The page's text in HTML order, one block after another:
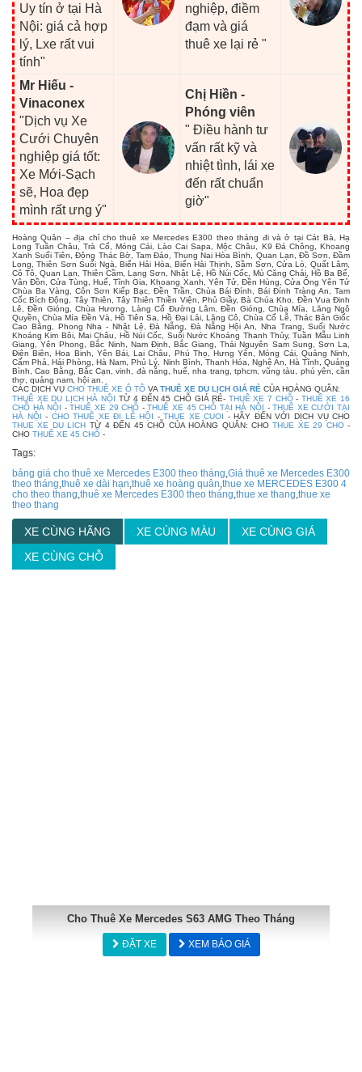
Uy tín ở tại Hà
Nội: giá cả hợp
lý, Lxe rất vui
tính"
nghiệp, điềm
đạm và giá
thuê xe lại rẻ "
Mr Hiếu -
Vinaconex
"Dịch vụ Xe
Cưới Chuyên
nghiệp giá tốt:
Xe Mới-Sạch
sẽ, Hoa đẹp
mình rất ưng ý"
Chị Hiền -
Phóng viên
" Điều hành tư
vấn rất kỹ và
nhiệt tình, lái xe
đến rất chuẩn
giờ"
Hoàng Quân – địa chỉ cho thuê xe Mercedes E300 theo tháng đi và ở tại Cát Bà, Hạ
Long Tuần Châu, Trà Cổ, Móng Cái, Lào Cai Sapa, Mộc Châu, K9 Đá Chông, Khoang
Xanh Suối Tiên, Động Thác Bờ, Tam Đảo, Thung Nai Hòa Bình, Quan Lạn, Đồ Sơn, Đầm
Long, Thiên Sơn Suối Ngà, Biển Hải Hòa, Biển Hải Thịnh, Sầm Sơn, Cửa Lò, Quất Lâm,
Cô Tô, Quan Lạn, Thiên Cầm, Lạng Sơn, Nhật Lệ, Hồ Núi Cốc, Mù Căng Chải, Hồ Ba Bể,
Vân Đồn, Cửa Tùng, Huế, Tĩnh Gia, Khoang Xanh, Yên Tử, Đền Hùng, Cửa Ông Yên Tử
Chùa Ba Vàng, Côn Sơn Kiếp Bạc, Đền Trần, Chùa Bái Đính, Bái Đính Tràng An, Tam
Cốc Bích Động, Tây Thiên, Tây Thiên Thiền Viện, Phủ Giầy, Bà Chúa Kho, Đền Vua Đinh
Lê, Đền Gióng, Chùa Hương, Làng Cổ Đường Lâm, Đền Gióng, Chùa Mía, Lăng Ngô
Quyền, Chùa Mía Đền Và, Hồ Tiên Sa, Hồ Đại Lải, Lăng Cô, Chùa Cổ Lễ, Thác Bản Giốc
Cao Bằng, Phong Nha - Nhật Lệ, Đà Nẵng, Đà Nẵng Hội An, Nha Trang, Suối Nước
Khoáng Kim Bôi, Mai Châu, Hồ Núi Cốc, Suối Nước Khoáng Thanh Thủy, Tuần Mẫu Linh
Giang, Yên Phong, Bắc Ninh, Nam Định, Bắc Giang, Thái Nguyên Sam Sung, Sơn La,
Điện Biên, Hoa Binh, Yên Bái, Lai Châu, Phú Thọ, Hưng Yên, Móng Cái, Quảng Ninh,
Cẩm Phả, Hải Phòng, Hà Nam, Phủ Lý, Ninh Bình, Thanh Hóa, Nghệ An, Hà Tĩnh, Quảng
Bình, Cao Bằng, Bắc Cạn, vinh, đà nẵng, huế, nha trang, tphcm, vũng tàu, phú yên, cần
thơ, quảng nam, hội an.
CÁC DỊCH VỤ CHO THUÊ XE Ô TÔ VA THUÊ XE DU LỊCH GIÁ RẺ CỦA HOÀNG QUÂN:
THUÊ XE DU LỊCH HÀ NỘI TỪ 4 ĐẾN 45 CHỖ GIÁ RẺ- THUÊ XE 7 CHỖ- THUÊ XE 16
CHỖ HÀ NỘI -THUÊ XE 29 CHỖ -THUÊ XE 45 CHỖ TẠI HÀ NỘI -THUÊ XE CƯỚI TẠI
HÀ NỘI - CHO THUÊ XE ĐI LỄ HỘI -THUE XE CUOI - HÃY ĐẾN VỚI DỊCH VỤ CHO
THUE XE DU LICH TỪ 4 ĐẾN 45 CHỖ CỦA HOÀNG QUÂN: CHOTHUE XE 29 CHO-
CHO THUÊ XE 45 CHỖ -
Tags:
bảng giá cho thuê xe Mercedes E300 theo tháng Giá thuê xe Mercedes E300
theo tháng thuê xe dài hạn thuê xe hoàng quân thue xe MERCEDES E300 4
cho theo thang thuê xe Mercedes E300 theo tháng thue xe thang thue xe
theo thang
XE CÙNG HÃNG XE CÙNG MÀU
XE CÙNG GIÁ
XE CÙNG CHỖ
Cho Thuê Xe Mercedes S63 AMG Theo Tháng
ĐẶT XE XEM BÁO GIÁ